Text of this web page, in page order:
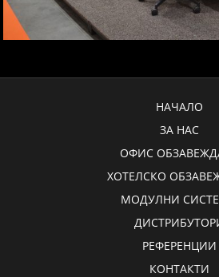
НАЧАЛО
ЗА НАС
ОФИС
ХОТЕЛСКО
МОДУЛНИ
РЕФЕРЕНЦИИ
КОНТАКТИ